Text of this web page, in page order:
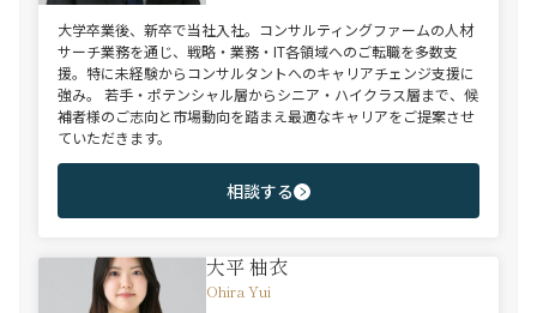
大学卒業後、新卒で当社入社。コンサルティングファームの人材
サーチ業務を通じ、戦略・業務・IT各領域へのご転職を多数支
援。特に未経験からコンサルタントへのキャリアチェンジ支援に
強み。 若手・ポテンシャル層からシニア・ハイクラス層まで、候
補者様のご志向と市場動向を踏まえ最適なキャリアをご提案させ
ていただきます。
相談する
大平 柚衣
Ohira Yui